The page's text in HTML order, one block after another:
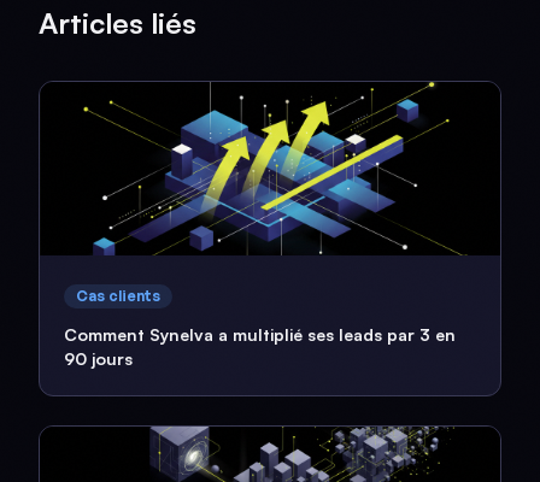
Articles liés
Cas clients
Comment Synelva a multiplié ses leads par 3 en
90 jours